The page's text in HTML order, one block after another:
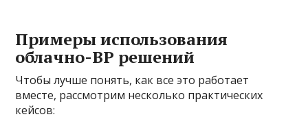
Примеры использования
облачно-ВР решений
Чтобы лучше понять, как все это работает
вместе, рассмотрим несколько практических
кейсов: